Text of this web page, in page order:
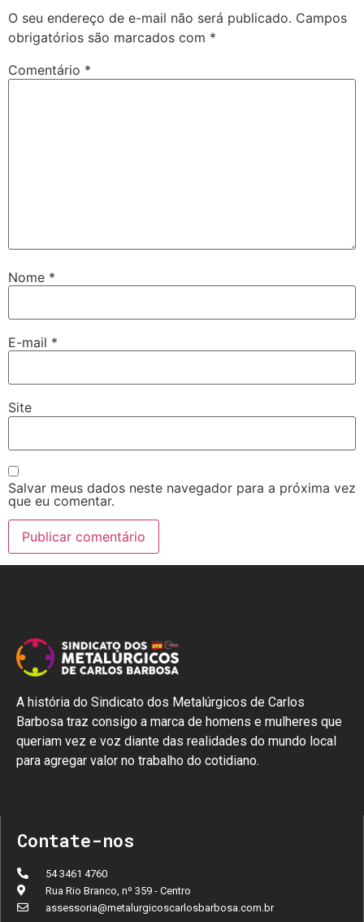
O seu endereço de e-mail não será publicado. Campos
obrigatórios são marcados com *
Comentário *
Nome *
E-mail *
Site
Salvar meus dados neste navegador para a próxima vez
que eu comentar.
A história do Sindicato dos Metalúrgicos de Carlos
Barbosa traz consigo a marca de homens e mulheres que
queriam vez e voz diante das realidades do mundo local
para agregar valor no trabalho do cotidiano.
Contate-nos
54 3461 4760
Rua Rio Branco, nº 359 - Centro
assessoria@metalurgicoscarlosbarbosa.com.br